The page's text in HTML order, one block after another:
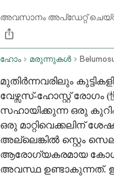
അവസാനം അപ്ഡേറ്റ്
ഹോം മരുന്നുകൾ
മുതിർന്നവരിലും
വേഴ്സസ്-ഹോസ്റ്റ് രോഗം (
സഹായിക്കുന്ന ഒരു
ഒരു മാറ്റിവെക്കലിന്
അല്ലെങ്കിൽ സ്റ്റെം
ആരോഗ്യകരമായ
അവസ്ഥ ഉണ്ടാകുന്നത്.